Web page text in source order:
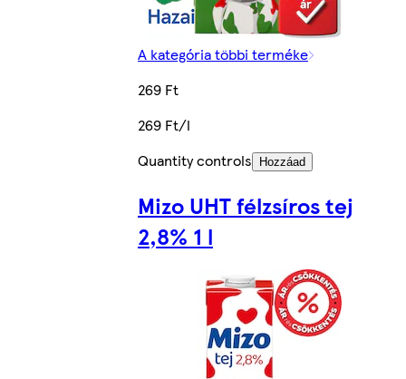
A kategória többi terméke
269 Ft
269 Ft/l
Quantity controls
Hozzáad
Mizo UHT félzsíros tej
2,8% 1 l